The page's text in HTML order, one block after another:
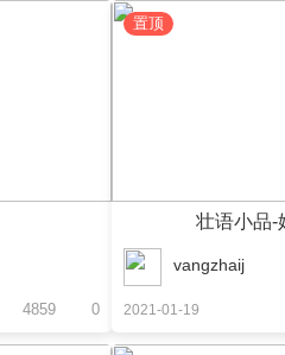
4859 0
置顶
壮语小品-
vangzhaij
2021-01-19